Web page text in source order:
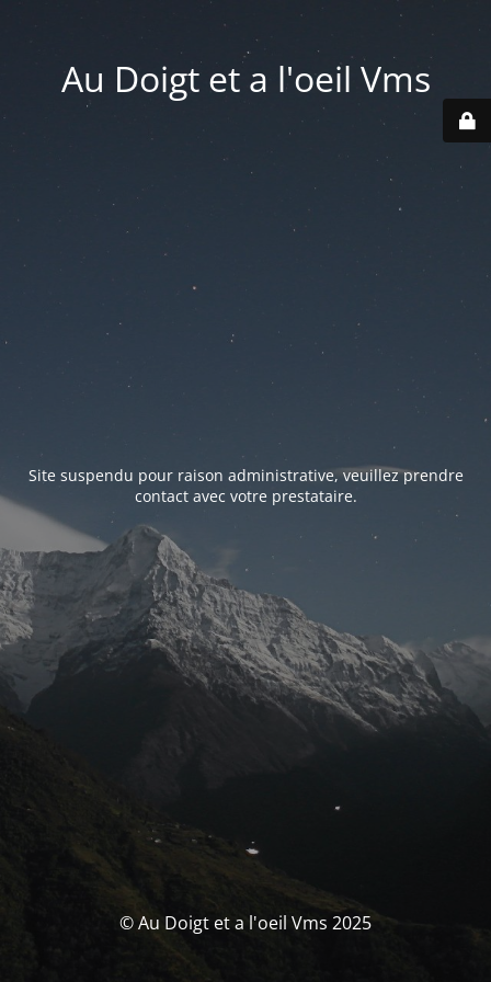
Au Doigt et a l'oeil Vms
Site suspendu pour raison administrative, veuillez prendre
contact avec votre prestataire.
© Au Doigt et a l'oeil Vms 2025